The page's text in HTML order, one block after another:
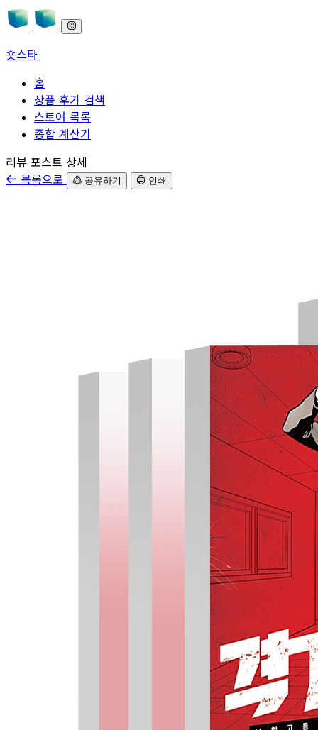
숏스타
홈
상품 후기 검색
스토어 목록
종합 계산기
본문으로 바로가기
리뷰 포스트 상세
목록으로
공유하기 인쇄